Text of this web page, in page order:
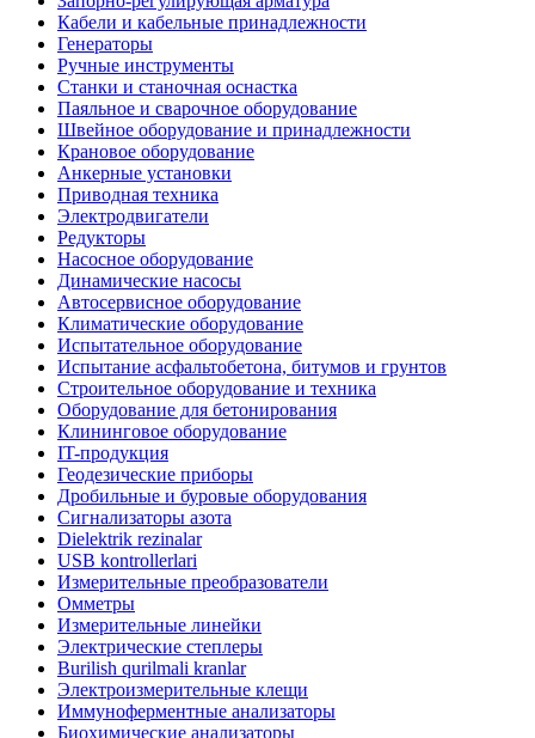
Кабели и кабельные принадлежности
Генераторы
Ручные инструменты
Станки и станочная оснастка
Паяльное и сварочное оборудование
Швейное оборудование и принадлежности
Крановое оборудование
Анкерные установки
Приводная техника
Электродвигатели
Редукторы
Насосное оборудование
Динамические насосы
Автосервисное оборудование
Климатические оборудование
Испытательное оборудование
Испытание асфальтобетона, битумов и грунтов
Строительное оборудование и техника
Оборудование для бетонирования
Клининговое оборудование
IT-продукция
Геодезические приборы
Дробильные и буровые оборудования
Сигнализаторы азота
Dielektrik rezinalar
USB kontrollerlari
Измерительные преобразователи
Омметры
Измерительные линейки
Электрические степлеры
Burilish qurilmali kranlar
Электроизмерительные клещи
Иммуноферментные анализаторы
Биохимические анализаторы